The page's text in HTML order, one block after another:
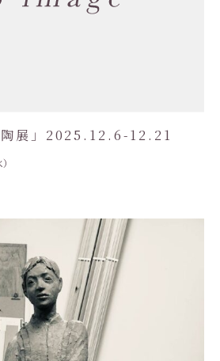
陶展」2025.12.6-12.21